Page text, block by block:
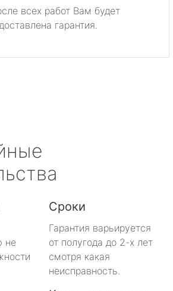
всех работ Вам будет
гарантия.
не
Сроки
Гарантия варьируется
от полугода до 2-х лет
смотря какая
неисправность.